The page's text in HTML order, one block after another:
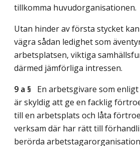
tillkomma huvudorganisationen.
Utan hinder av första stycket
vägra sådan ledighet som
arbetsplatsen, viktiga
därmed jämförliga intressen.
9 a § En arbetsgivare som
är skyldig att ge en facklig
till en arbetsplats och låta
verksam där har rätt till
berörda